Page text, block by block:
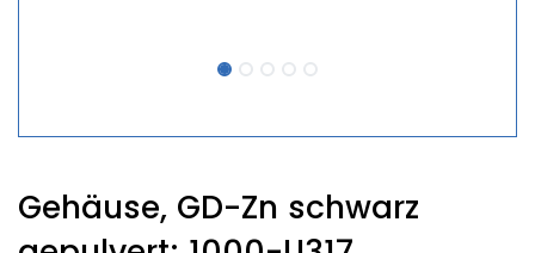
Gehäuse, GD-Zn schwarz